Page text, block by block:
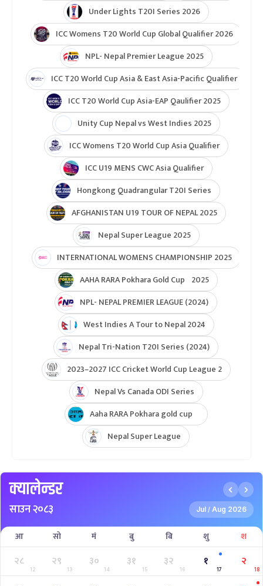
Under Lights T20I Series 2026
ICC Womens T20 World Cup Global Qualifier 2026
NPL- Nepal Premier League 2025
ICC T20 World Cup Asia & East Asia-Pacific Qualifier
ICC T20 World Cup Asia-EAP Qaulifier 2025
Unity Cup Nepal vs West Indies 2025
ICC Womens T20 World Cup Asia Qualifier
ICC U19 MENS CWC Asia Qualifier
Hongkong Quadrangular T20I Series
AFGHANISTAN U19 TOUR OF NEPAL 2025
Nepal Super League 2025
INTERNATIONAL WOMENS CHAMPIONSHIP 2025
AAHA RARA Pokhara Gold Cup 2025
NPL- NEPAL PREMIER LEAGUE (2024)
West Indies A Tour to Nepal 2024
Nepal Tri-Nation T20I Series (2024)
2023–2027 ICC Cricket World Cup League 2
Nepal Vs Canada ODI Series
Aaha RARA Pokhara gold cup
Nepal Super League
क्यालेन्डर
साउन २०८३ Jul / Aug 2026
आ सो मं बु बि शु श
२८
12
२९
13
३०
14
३१
15
३२
16
१
17
२
18